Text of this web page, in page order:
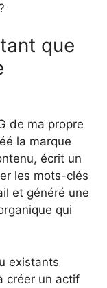
que
de ma propre
la marque
écrit un
les mots-clés
et généré une
qui
existants
créer un actif